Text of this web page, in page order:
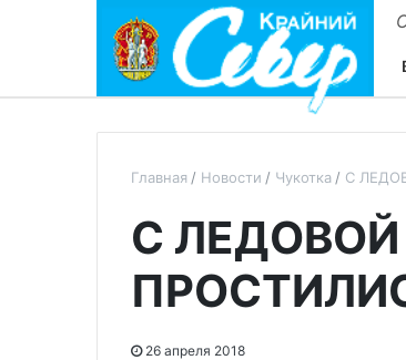
Главная Новости Чукотка С
С
26 апреля 2018